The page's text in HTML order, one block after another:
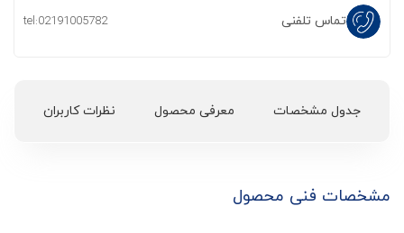
تماس تلفنی tel:02191005782
جدول مشخصات معرفی محصول نظرات کاربران
مشخصات فنی محصول